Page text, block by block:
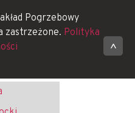
Pogrzebowy
zastrzeżone. Polityka
^